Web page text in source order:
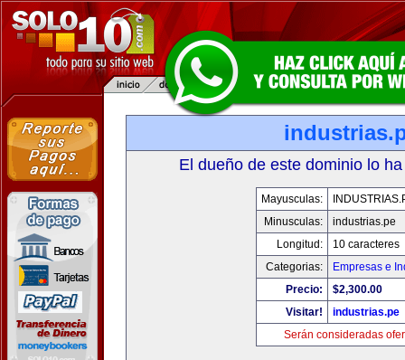
El dueño de este dominio lo
Mayusculas:
Minusculas:
industrias.pe
Longitud:
10 caracteres
Categorias:
Empresas e
Precio:
$2,300.00
Visitar!
industrias.pe
Serán consideradas